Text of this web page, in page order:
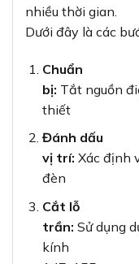
nhiều thời gian.
Dưới đây là các
Chuẩn
bị: Tắt nguồn
thiết
Đánh dấu
vị trí: Xác định
đèn
Cắt lỗ
trần: Sử dụng
kính